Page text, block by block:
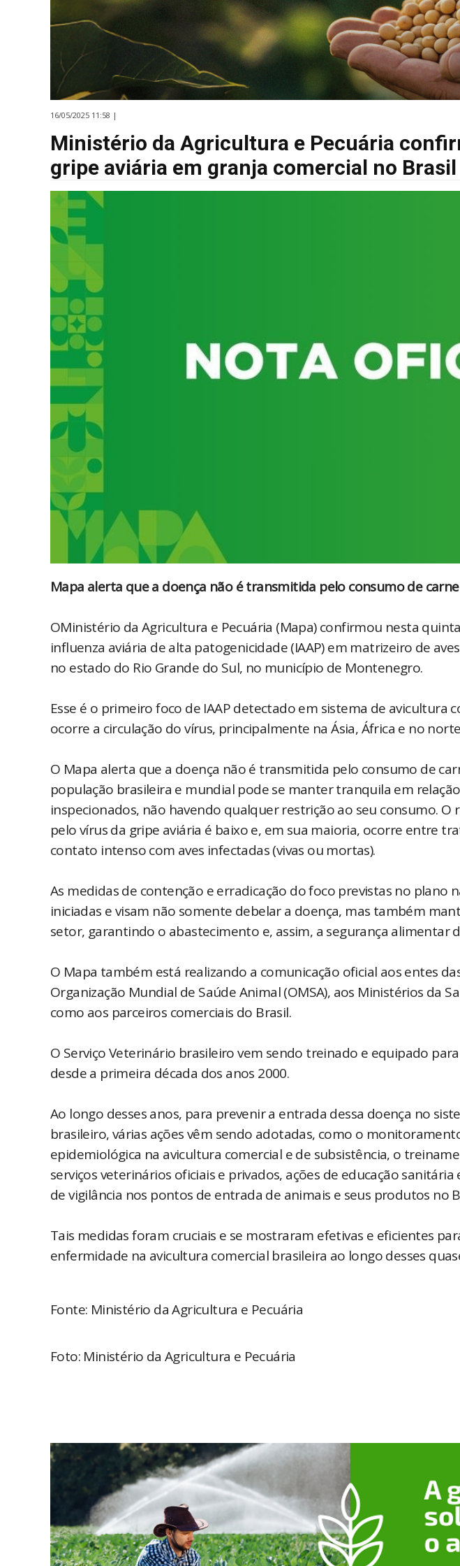
16/05/2025 11:58 |
Ministério da Agricultura e Pecuária
gripe aviária em granja comercial no Brasil
Mapa alerta que a doença não é transmitida pelo consumo de carne
OMinistério da Agricultura e Pecuária (Mapa) confirmou nesta
influenza aviária de alta patogenicidade (IAAP) em matrizeiro de
no estado do Rio Grande do Sul, no município de Montenegro.
Esse é o primeiro foco de IAAP detectado em sistema de avicultura
ocorre a circulação do vírus, principalmente na Ásia, África e no
O Mapa alerta que a doença não é transmitida pelo consumo de
população brasileira e mundial pode se manter tranquila em
inspecionados, não havendo qualquer restrição ao seu consumo. O
pelo vírus da gripe aviária é baixo e, em sua maioria, ocorre entre
contato intenso com aves infectadas (vivas ou mortas).
As medidas de contenção e erradicação do foco previstas no plano
iniciadas e visam não somente debelar a doença, mas também
setor, garantindo o abastecimento e, assim, a segurança alimentar
O Mapa também está realizando a comunicação oficial aos entes
Organização Mundial de Saúde Animal (OMSA), aos Ministérios da
como aos parceiros comerciais do Brasil.
O Serviço Veterinário brasileiro vem sendo treinado e equipado
desde a primeira década dos anos 2000.
Ao longo desses anos, para prevenir a entrada dessa doença no
brasileiro, várias ações vêm sendo adotadas, como o
epidemiológica na avicultura comercial e de subsistência, o
serviços veterinários oficiais e privados, ações de educação
de vigilância nos pontos de entrada de animais e seus produtos no
Tais medidas foram cruciais e se mostraram efetivas e eficientes
enfermidade na avicultura comercial brasileira ao longo desses
Fonte: Ministério da Agricultura e Pecuária
Foto: Ministério da Agricultura e Pecuária